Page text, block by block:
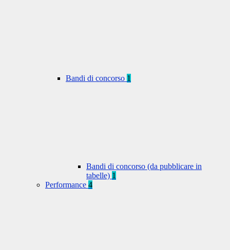
Bandi di concorso 1
Bandi di concorso (da pubblicare in
tabelle) 1
Performance 4